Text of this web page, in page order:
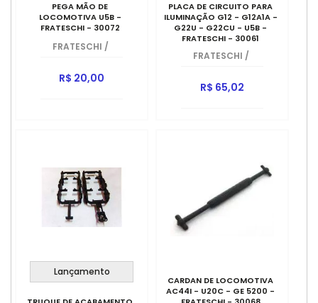
PEGA MÃO DE
LOCOMOTIVA U5B -
FRATESCHI - 30072
FRATESCHI /
R$ 20,00
PLACA DE CIRCUITO PARA
ILUMINAÇÃO G12 - G12A1A -
G22U - G22CU - U5B -
FRATESCHI - 30061
FRATESCHI /
R$ 65,02
Lançamento
CARDAN DE LOCOMOTIVA
AC44I - U20C - GE 5200 -